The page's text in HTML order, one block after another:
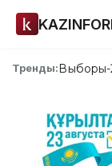
Тренды:Выборы-